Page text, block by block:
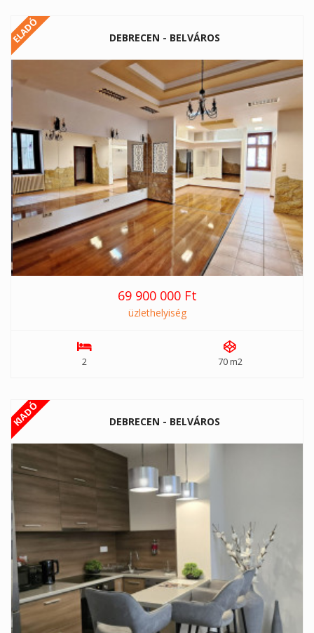
ELADÓ DEBRECEN - BELVÁROS
69 900 000 Ft
üzlethelyiség
2 70 m2
KIADÓ DEBRECEN - BELVÁROS